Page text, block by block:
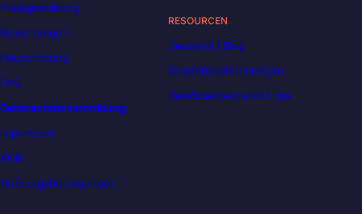
Preisgestaltung
Bewertungen
Hausordnung
FAQ
Datenschutzverordnung
Impressum
AGB
Nutzungsbedingungen
RESOURCEN
Decoded | Blog
Berufsbeschreibungen
DataScientest wird Liora